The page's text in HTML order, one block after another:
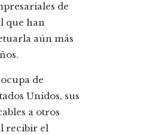
de
que han
aún más
de
Unidos, sus
a otros
recibir el